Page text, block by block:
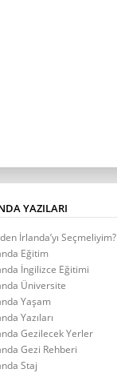
YAZILARI
İrlanda’yı Seçmeliyim?
Eğitim
İngilizce Eğitimi
Üniversite
Yaşam
Yazıları
Gezilecek Yerler
Gezi Rehberi
Staj